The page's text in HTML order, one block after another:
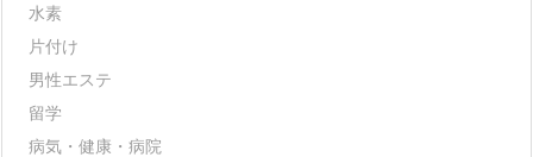
水素
片付け
男性エステ
留学
病気・健康・病院